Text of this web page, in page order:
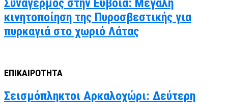
Συναγερμός στην Εύβοια: Μεγάλη
κινητοποίηση της Πυροσβεστικής για
πυρκαγιά στο χωριό Λάτας
ΕΠΙΚΑΙΡΟΤΗΤΑ
Σεισμόπληκτοι Αρκαλοχώρι: Δεύτερη